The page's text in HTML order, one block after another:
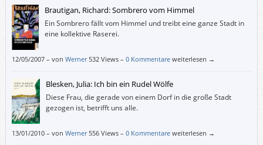
Brautigan, Richard: Sombrero vom Himmel
Ein Sombrero fällt vom Himmel und treibt eine ganze Stadt in
eine kollektive Raserei.
12/05/2007– von Werner 532 Views – 0 Kommentare weiterlesen →
Blesken, Julia: Ich bin ein Rudel Wölfe
Diese Frau, die gerade von einem Dorf in die große Stadt
gezogen ist, betrifft uns alle.
13/01/2010– von Werner 556 Views – 0 Kommentare weiterlesen →